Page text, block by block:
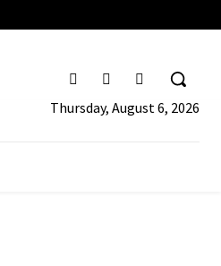
Thursday, August 6, 2026